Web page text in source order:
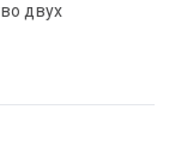
двух